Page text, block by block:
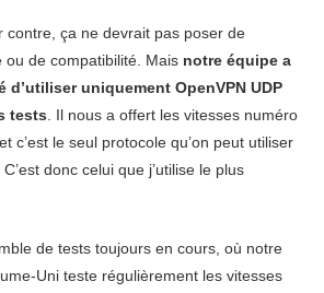
contre, ça ne devrait pas poser de
ou de compatibilité. Mais notre équipe a
d’utiliser uniquement OpenVPN UDP
tests . Il nous a offert les vitesses numéro
c’est le seul protocole qu’on peut utiliser
donc celui que j’utilise le plus
de tests toujours en cours, où notre
Uni teste régulièrement les vitesses